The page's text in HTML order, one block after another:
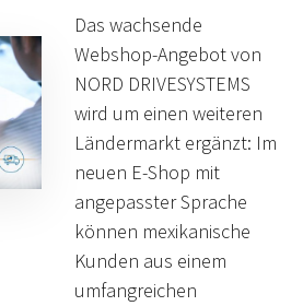
Das wachsende
Webshop-Angebot von
NORD DRIVESYSTEMS
wird um einen weiteren
Ländermarkt ergänzt: Im
neuen E-Shop mit
angepasster Sprache
können mexikanische
Kunden aus einem
umfangreichen